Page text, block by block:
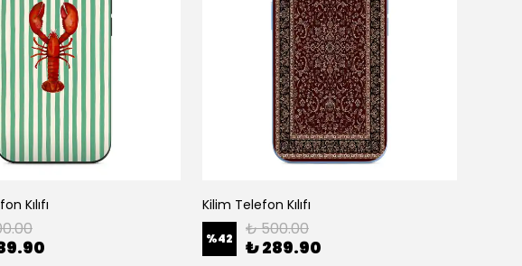
Kılıfı Kilim Telefon Kılıfı
%42 ₺ 500.00
₺ 289.90